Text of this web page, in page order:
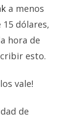
a menos
15 dólares,
hora de
esto.
los vale!
de